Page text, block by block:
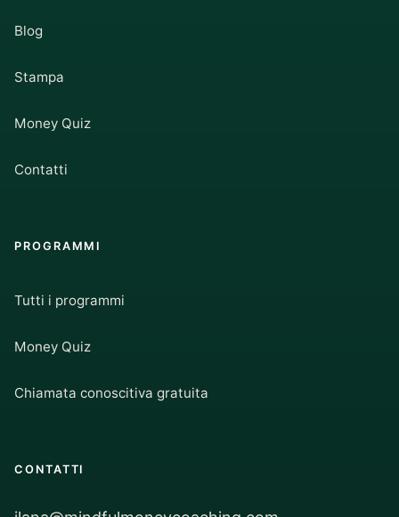
Blog
Stampa
Money Quiz
Contatti
PROGRAMMI
Tutti i programmi
Money Quiz
Chiamata conoscitiva gratuita
CONTATTI